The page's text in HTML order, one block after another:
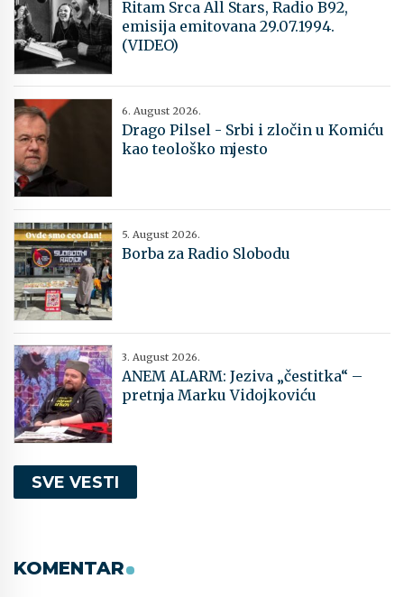
Ritam Srca All Stars, Radio B92,
emisija emitovana 29.07.1994.
(VIDEO)
6. August 2026.
Drago Pilsel - Srbi i zločin u Komiću
kao teološko mjesto
5. August 2026.
Borba za Radio Slobodu
3. August 2026.
ANEM ALARM: Jeziva „čestitka“ –
pretnja Marku Vidojkoviću
SVE VESTI
KOMENTAR